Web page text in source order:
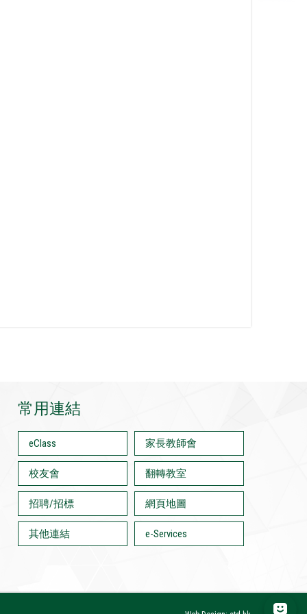
常用連結
eClass 家長教師會
校友會 翻轉教室
招聘/招標 網頁地圖
其他連結 e-Services